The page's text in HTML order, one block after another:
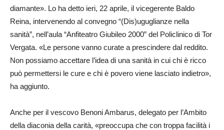
diamante». Lo ha detto ieri, 22 aprile, il vicegerente Baldo
Reina, intervenendo al convegno “(Dis)uguglianze nella
sanità”, nell’aula “Anfiteatro Giubileo 2000” del Policlinico di Tor
Vergata. «Le persone vanno curate a prescindere dal reddito.
Non possiamo accettare l’idea di una sanità in cui chi è ricco
può permettersi le cure e chi è povero viene lasciato indietro»,
ha aggiunto.
Anche per il vescovo Benoni Ambarus, delegato per l’Ambito
della diaconia della carità, «preoccupa che con troppa facilità i